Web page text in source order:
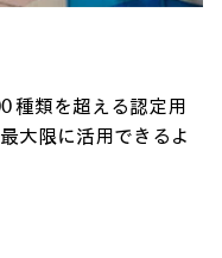
種類を超える認定用
大限に活用できるよ